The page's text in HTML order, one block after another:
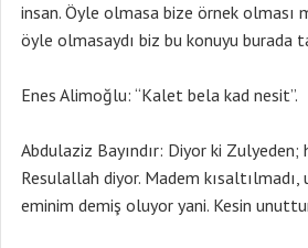
insan. Öyle olmasa bize örnek olması
öyle olmasaydı biz bu konuyu burada
Enes Alimoğlu: “Kalet bela kad nesit”.
Abdulaziz Bayındır: Diyor ki Zulyeden;
Resulallah diyor. Madem
eminim demiş oluyor yani. Kesin